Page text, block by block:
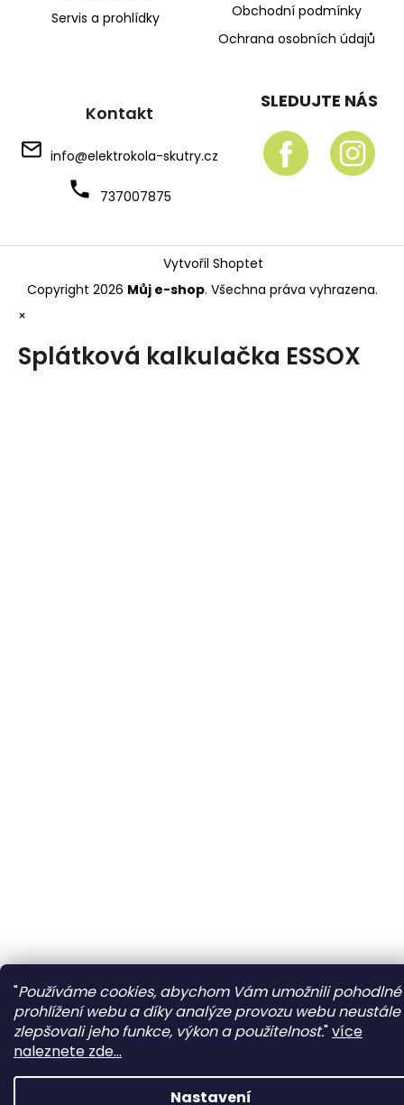
"Používáme cookies, abychom Vám umožnili pohodlné
prohlížení webu a díky analýze provozu webu neustále
zlepšovali jeho funkce, výkon a použitelnost."více
naleznete zde...
Nastavení
Servis a prohlídky
Obchodní podmínky
Ochrana osobních údajů
Kontakt
info@elektrokola-skutry.cz
737007875
SLEDUJTE NÁS
Vytvořil Shoptet
Copyright 2026 Můj e-shop. Všechna práva vyhrazena.
×
Splátková kalkulačka ESSOX